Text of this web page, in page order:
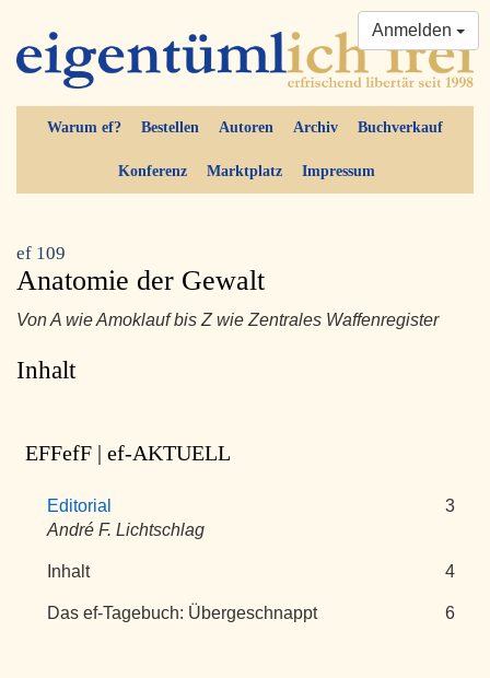
Warum ef? Bestellen Autoren Archiv Buchverkauf
Konferenz Marktplatz Impressum
Anmelden
ef 109
Anatomie der Gewalt
Von A wie Amoklauf bis Z wie Zentrales Waffenregister
Inhalt
EFFefF | ef-AKTUELL
Editorial
André F. Lichtschlag
3
Inhalt 4
Das ef-Tagebuch: Übergeschnappt 6